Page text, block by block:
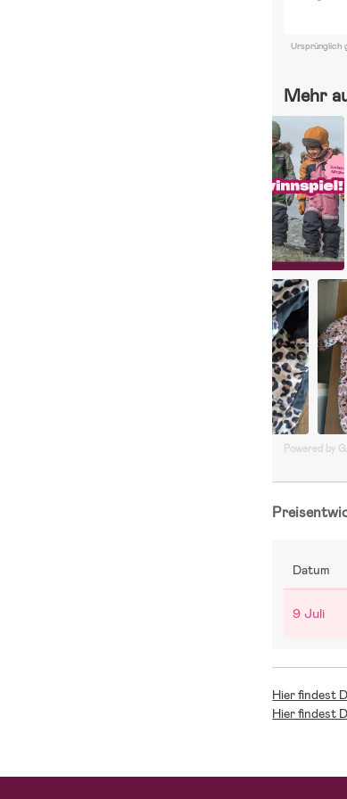
Ursprünglich
Mehr
Powered by
Datum
9 Juli
Hier findest
Hier findest